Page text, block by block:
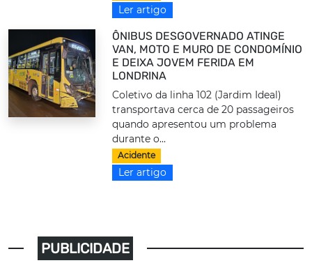
Ler artigo
ÔNIBUS DESGOVERNADO ATINGE
VAN, MOTO E MURO DE CONDOMÍNIO
E DEIXA JOVEM FERIDA EM
LONDRINA
Coletivo da linha 102 (Jardim Ideal)
transportava cerca de 20 passageiros
quando apresentou um problema
durante o...
Acidente
Ler artigo
PUBLICIDADE